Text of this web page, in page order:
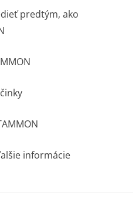
predtým, ako
informácie